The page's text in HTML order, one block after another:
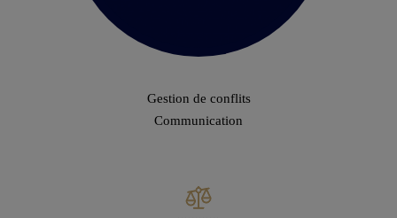
Gestion de conflits
Communication